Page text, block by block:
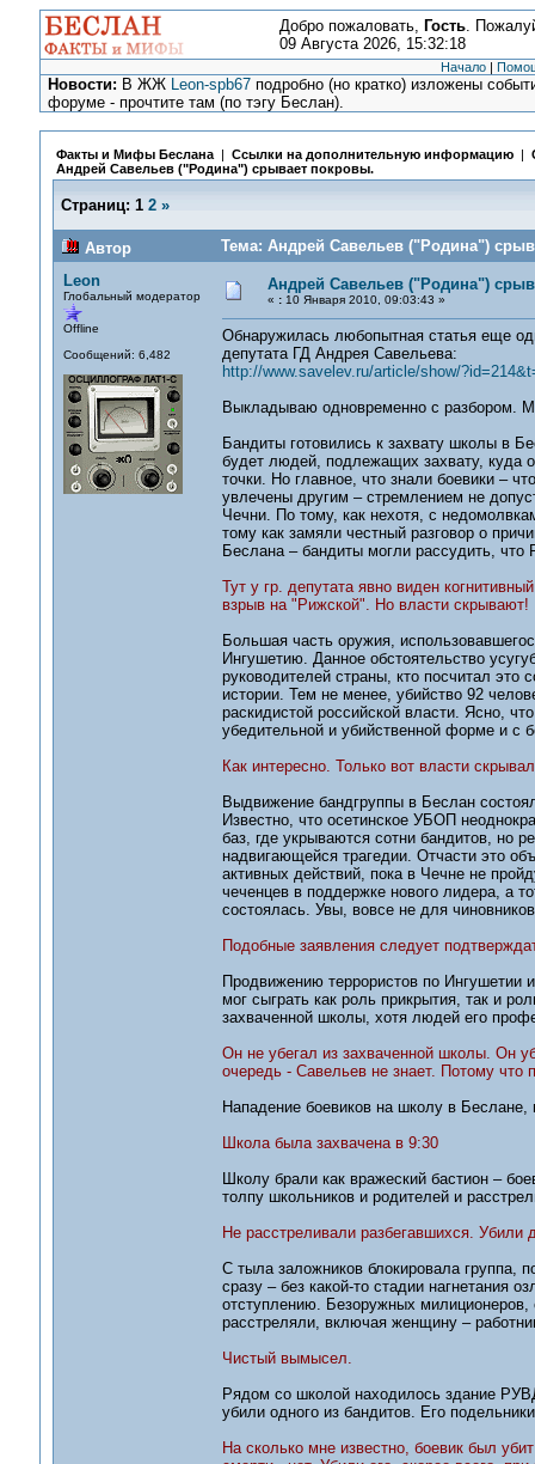
Добро пожаловать, Гость.
09 Августа 2026, 15:32:18
Начало |
Новости: В ЖЖ Leon-spb67 подробно (но кратко) изложены
форуме - прочтите там (по тэгу Беслан).
Факты и Мифы Беслана| Ссылки на дополнительную информацию|
Андрей Савельев ("Родина") срывает покровы.
Страниц: 1 2 »
Автор
Тема: Андрей Савельев ("Родина")
Leon
Глобальный модератор
Offline
Сообщений: 6,482
Андрей Савельев ("Родина")
« :10 Января 2010, 09:03:43 »
Обнаружилась любопытная статья еще
депутата ГД Андрея Савельева:
http://www.savelev.ru/article/show/
Выкладываю одновременно с разбором.
Бандиты готовились к захвату школы в
будет людей, подлежащих захвату, куда
точки. Но главное, что знали боевики –
увлечены другим – стремлением не
Чечни. По тому, как нехотя, с
тому как замяли честный разговор о
Беслана – бандиты могли рассудить, что
Тут у гр. депутата явно виден
взрыв на "Рижской". Но власти скрывают!
Большая часть оружия,
Ингушетию. Данное обстоятельство
руководителей страны, кто посчитал
истории. Тем не менее, убийство 92
раскидистой российской власти. Ясно,
убедительной и убийственной форме и с
Как интересно. Только вот власти
Выдвижение бандгруппы в Беслан
Известно, что осетинское УБОП
баз, где укрываются сотни бандитов, но
надвигающейся трагедии. Отчасти это
активных действий, пока в Чечне не
чеченцев в поддержке нового лидера, а
состоялась. Увы, вовсе не для
Подобные заявления следует
Продвижению террористов по Ингушетии
мог сыграть как роль прикрытия, так и
захваченной школы, хотя людей его
Он не убегал из захваченной школы. Он
очередь - Савельев не знает. Потому что
Нападение боевиков на школу в
Школа была захвачена в 9:30
Школу брали как вражеский бастион –
толпу школьников и родителей и
Не расстреливали разбегавшихся.
С тыла заложников блокировала группа,
сразу – без какой-то стадии нагнетания
отступлению. Безоружных
расстреляли, включая женщину –
Чистый вымысел.
Рядом со школой находилось здание
убили одного из бандитов. Его
На сколько мне известно, боевик был